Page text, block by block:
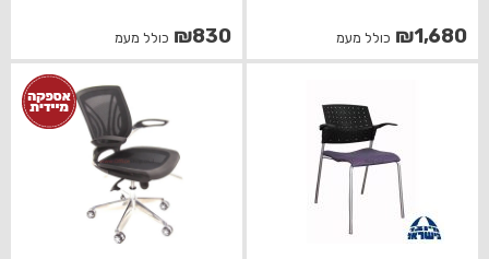
₪1,680 כולל מעמ ₪830 כולל מעמ